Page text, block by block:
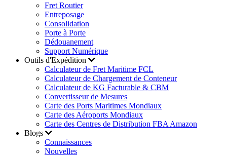
Fret Routier
Entreposage
Consolidation
Porte à Porte
Dédouanement
Support Numérique
Outils d'Expédition
Calculateur de Fret Maritime FCL
Calculateur de Chargement de Conteneur
Calculateur de KG Facturable & CBM
Convertisseur de Mesures
Carte des Ports Maritimes Mondiaux
Carte des Aéroports Mondiaux
Carte des Centres de Distribution FBA Amazon
Blogs
Connaissances
Nouvelles